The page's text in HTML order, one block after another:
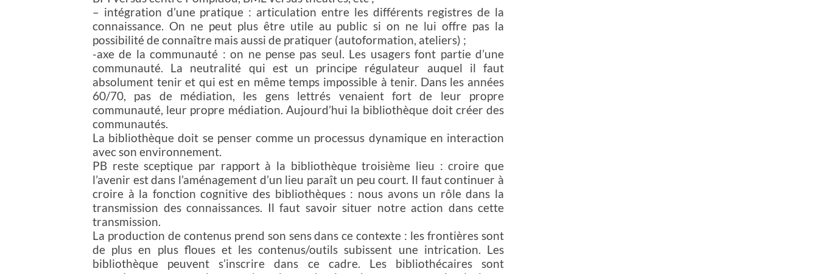
– intégration d’une pratique : articulation entre les différents registres de la
connaissance. On ne peut plus être utile au public si on ne lui offre pas la
possibilité de connaître mais aussi de pratiquer (autoformation, ateliers) ;
-axe de la communauté : on ne pense pas seul. Les usagers font partie d’une
communauté. La neutralité qui est un principe régulateur auquel il faut
absolument tenir et qui est en même temps impossible à tenir. Dans les années
60/70, pas de médiation, les gens lettrés venaient fort de leur propre
communauté, leur propre médiation. Aujourd’hui la bibliothèque doit créer des
communautés.
La bibliothèque doit se penser comme un processus dynamique en interaction
avec son environnement.
PB reste sceptique par rapport à la bibliothèque troisième lieu : croire que
l’avenir est dans l’aménagement d’un lieu paraît un peu court. Il faut continuer à
croire à la fonction cognitive des bibliothèques : nous avons un rôle dans la
transmission des connaissances. Il faut savoir situer notre action dans cette
transmission.
La production de contenus prend son sens dans ce contexte : les frontières sont
de plus en plus floues et les contenus/outils subissent une intrication. Les
bibliothèque peuvent s’inscrire dans ce cadre. Les bibliothécaires sont